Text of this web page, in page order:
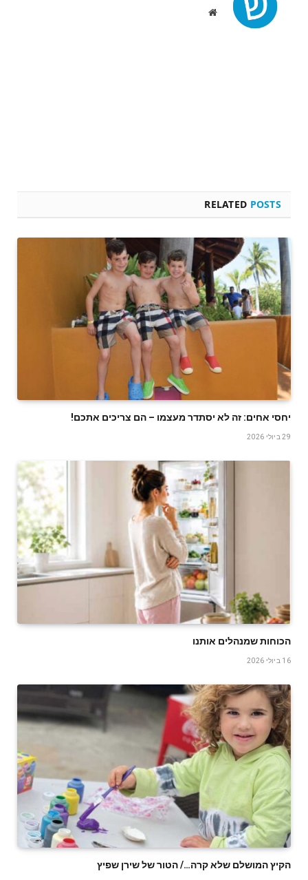
Website
RELATED POSTS
יחסי אחים: זה לא יסתדר מעצמו – הם צריכים אתכם!
29 ביולי 2026
הכוחות שמנהלים אותנו
16 ביולי 2026
הקיץ המושלם שלא קרה…/ הטור של שירן שפיץ